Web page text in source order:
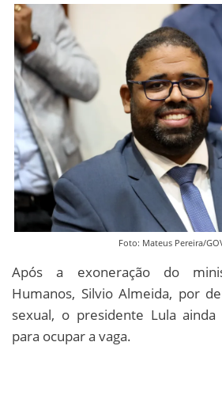
Foto: Mateus Pereira/
Após a exoneração do
Humanos, Silvio Almeida, por
sexual, o presidente Lula
para ocupar a vaga.